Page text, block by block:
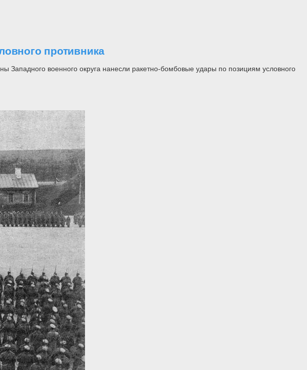
противника
военного округа нанесли ракетно-бомбовые удары по позициям условного